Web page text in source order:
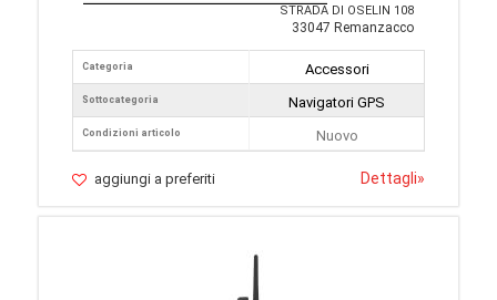
STRADA DI OSELIN 108
33047 Remanzacco
Categoria
Sottocategoria
Condizioni articolo
Accessori
Navigatori GPS
Nuovo
aggiungi a preferiti Dettagli»